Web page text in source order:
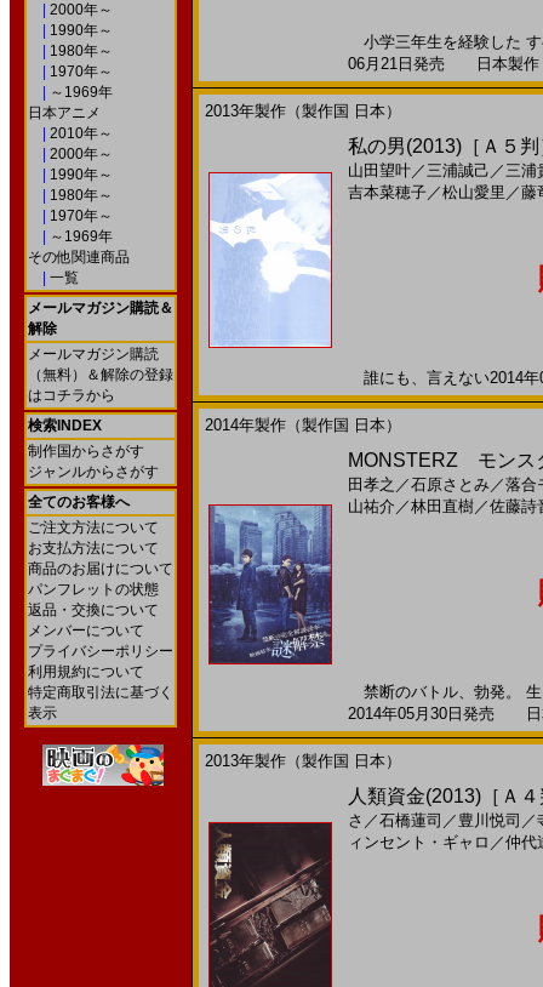
2000年～
1990年～
1980年～
1970年～
～1969年
日本アニメ
2010年～
2000年～
1990年～
1980年～
1970年～
～1969年
その他関連商品
一覧
メールマガジン購読＆
解除
メールマガジン購読
（無料）＆解除の登録
はコチラから
検索INDEX
制作国からさがす
ジャンルからさがす
全てのお客様へ
ご注文方法について
お支払方法について
商品のお届けについて
パンフレットの状態
返品・交換について
メンバーについて
プライバシーポリシー
利用規約について
特定商取引法に基づく
表示
小学三年生を経験した
06月21日発売 日本製作
2013年製作（製作国 日本）
私の男(2013)［Ａ５判
山田望叶／三浦誠己 ／三浦
吉本菜穂子／松山愛里 ／藤
誰にも、言えない2014
2014年製作（製作国 日本）
MONSTERZ モンス
田孝之 ／石原さとみ／落合
山祐介 ／林田直樹／佐藤詩
禁断のバトル、勃発。
2014年05月30日発売 日
2013年製作（製作国 日本）
人類資金(2013)［Ａ
さ ／石橋蓮司 ／ 豊川悦司 ／
ィンセント・ギャロ ／仲代